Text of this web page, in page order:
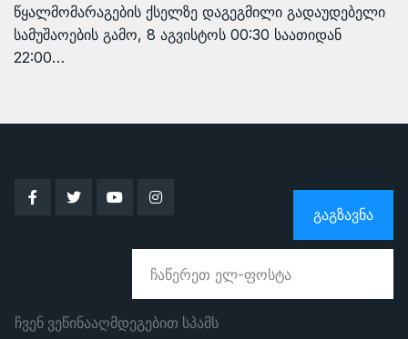
წყალმომარაგების ქსელზე დაგეგმილი გადაუდებელი
სამუშაოების გამო, 8 აგვისტოს 00:30 საათიდან
22:00…
ᲒᲐᲒᲖᲐᲕᲜᲐ
ჩვენ ვეწინააღმდეგებით სპამს